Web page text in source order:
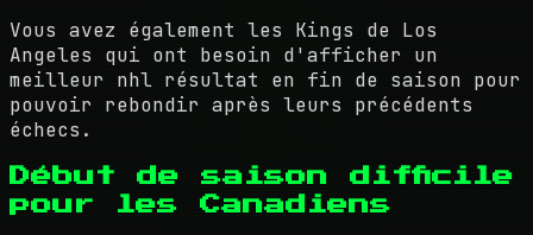
Vous avez également les Kings de Los
Angeles qui ont besoin d'afficher un
meilleur nhl résultat en fin de saison pour
pouvoir rebondir après leurs précédents
échecs.
Début de saison difficile
pour les Canadiens